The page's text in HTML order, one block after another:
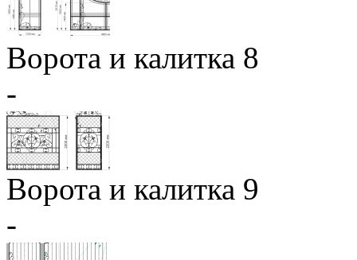
Ворота и калитка 8
-
Ворота и калитка 9
-